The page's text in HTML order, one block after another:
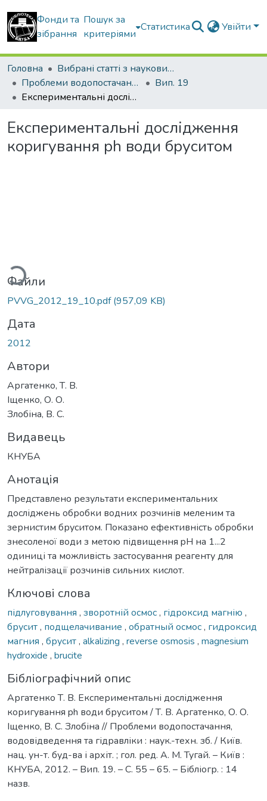
Фонди та
зібрання
Пошук за
критеріями
Статистика Увійти
Головна
Вибрані статті з наукових збірників КНУБА
Проблеми водопостачання, водовідведення та гідравліки
Вип. 19
Експериментальні дослідження коригування ph води бруситом
Експериментальні дослідження
коригування ph води бруситом
Файли
PVVG_2012_19_10.pdf(957,09 KB)
Дата
2012
Автори
Аргатенко, Т. В.
Іщенко, О. О.
Злобіна, В. С.
Видавець
КНУБА
Анотація
Представлено результати експериментальних
досліджень обробки водних розчинів меленим та
зернистим бруситом. Показано ефективність обробки
знесоленої води з метою підвищення pH на 1...2
одиниці та можливість застосування реагенту для
нейтралізації розчинів сильних кислот.
Ключові слова
підлуговування , зворотній осмос, гідроксид магнію ,
брусит, подщелачивание , обратный осмос, гидроксид
магния , брусит, alkalizing , reverse osmosis , magnesium
hydroxide , brucite
Бібліографічний опис
Аргатенко Т. В. Експериментальні дослідження
коригування ph води бруситом / Т. В. Аргатенко, О. О.
Іщенко, В. С. Злобіна // Проблеми водопостачання,
водовідведення та гідравліки : наук.-техн. зб. / Київ.
нац. ун-т. буд-ва і архіт. ; гол. ред. А. М. Тугай. – Київ :
КНУБА, 2012. – Вип. 19. – С. 55 – 65. – Бібліогр. : 14
назв.